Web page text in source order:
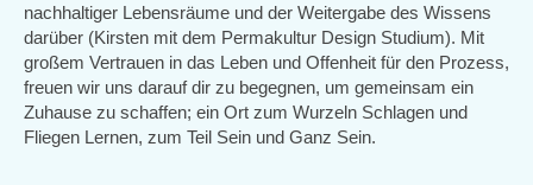
nachhaltiger Lebensräume und der Weitergabe des Wissens
darüber (Kirsten mit dem Permakultur Design Studium). Mit
großem Vertrauen in das Leben und Offenheit für den Prozess,
freuen wir uns darauf dir zu begegnen, um gemeinsam ein
Zuhause zu schaffen; ein Ort zum Wurzeln Schlagen und
Fliegen Lernen, zum Teil Sein und Ganz Sein.